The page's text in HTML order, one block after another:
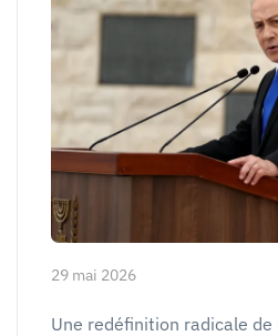
29 mai 2026
Une redéfinition radicale